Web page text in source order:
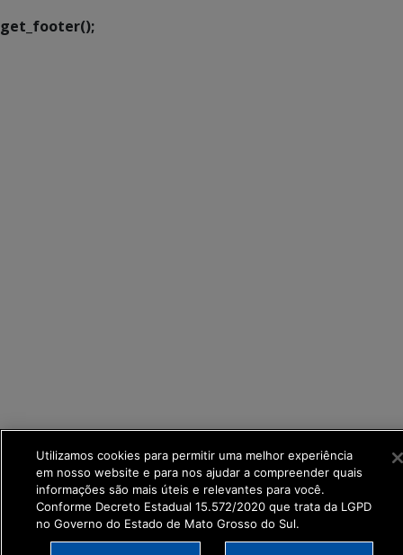
get_footer();
Utilizamos cookies para permitir uma melhor experiência
em nosso website e para nos ajudar a compreender quais
informações são mais úteis e relevantes para você.
Conforme Decreto Estadual 15.572/2020 que trata da LGPD
no Governo do Estado de Mato Grosso do Sul.